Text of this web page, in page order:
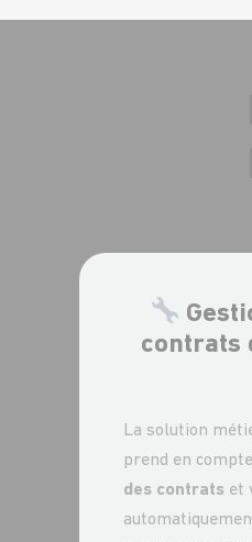
contrats
La solution
prend en
des contrats et